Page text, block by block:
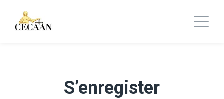
S’enregister